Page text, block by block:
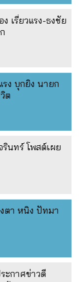
เรี่ยวแรง-ธงชัย
รง บุกยิง นายก
ต
นทร์ โพสต์เผย
งตา หนิง ปัทมา
ะกาศข่าวดี